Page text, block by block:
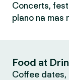
Concerts,
plano na mas
Food at
Coffee dates,